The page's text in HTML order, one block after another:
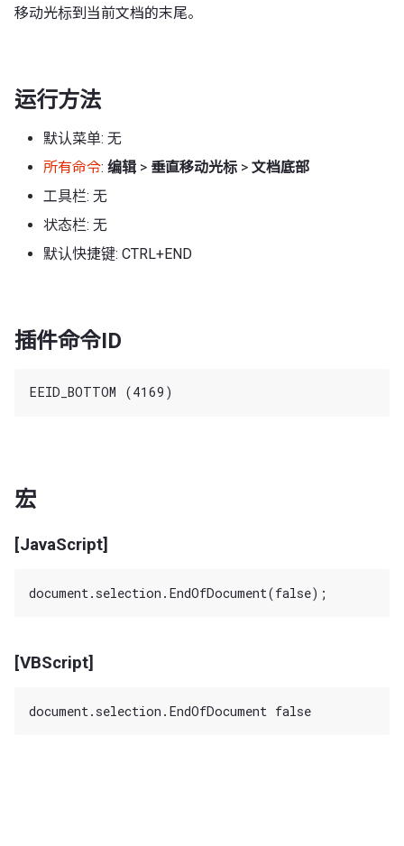
移动光标到当前文档的末尾。
运行方法
默认菜单: 无
所有命令: 编辑 > 垂直移动光标 > 文档底部
工具栏: 无
状态栏: 无
默认快捷键: CTRL+END
插件命令ID
宏
[JavaScript]
[VBScript]